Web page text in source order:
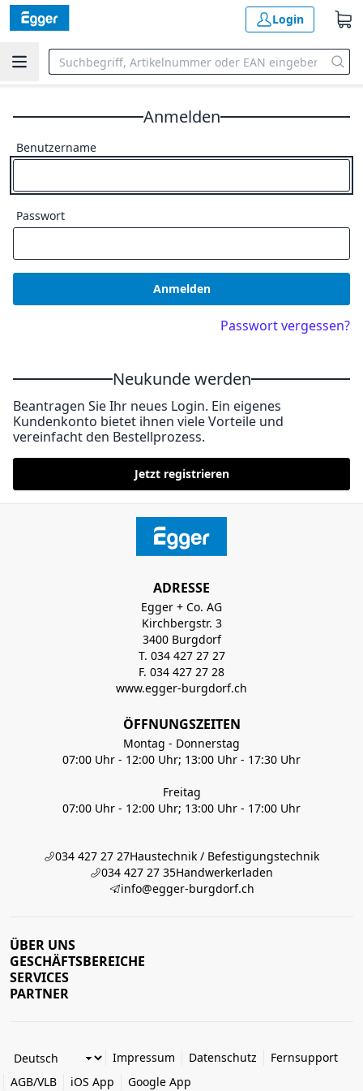
Login
Anmelden
Benutzername
Passwort
Anmelden
Passwort vergessen?
Neukunde werden
Beantragen Sie Ihr neues Login. Ein eigenes
Kundenkonto bietet ihnen viele Vorteile und
vereinfacht den Bestellprozess.
Jetzt registrieren
ADRESSE
Egger + Co. AG
Kirchbergstr. 3
3400 Burgdorf
T. 034 427 27 27
F. 034 427 27 28
www.egger-burgdorf.ch
ÖFFNUNGSZEITEN
Montag - Donnerstag
07:00 Uhr - 12:00 Uhr; 13:00 Uhr - 17:30 Uhr
Freitag
07:00 Uhr - 12:00 Uhr; 13:00 Uhr - 17:00 Uhr
034 427 27 27Haustechnik / Befestigungstechnik
034 427 27 35Handwerkerladen
info@egger-burgdorf.ch
ÜBER UNS
GESCHÄFTSBEREICHE
SERVICES
PARTNER
Impressum Datenschutz
Fernsupport
AGB/VLB
iOS App Google App